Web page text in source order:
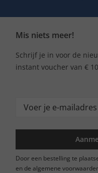
Mis niets meer!
Schrijf je in voor de
instant voucher van €
Door een bestelling te
en de algemene